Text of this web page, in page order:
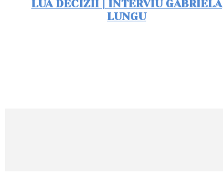
LUA DECIZII | INTERVIU GABRIELA
LUNGU